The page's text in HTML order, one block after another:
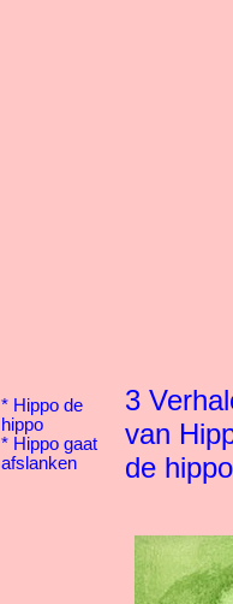
* Hippo de
hippo
* Hippo gaat
afslanken
3
van
de hippo